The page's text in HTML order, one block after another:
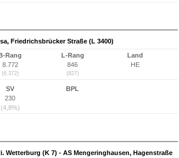
Friedrichsbrücker Straße (L 3400)
B-Rang
8.772
(6.372)
L-Rang
846
(827)
Land
HE
SV
230
(4,8%)
BPL
Wetterburg (K 7) - AS Mengeringhausen, Hagenstraße